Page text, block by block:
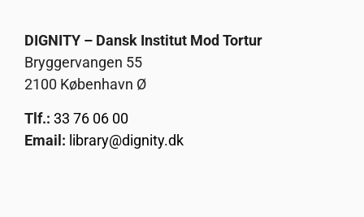
DIGNITY – Dansk Institut Mod Tortur
Bryggervangen 55
2100 København Ø
Tlf.: 33 76 06 00
Email: library@dignity.dk